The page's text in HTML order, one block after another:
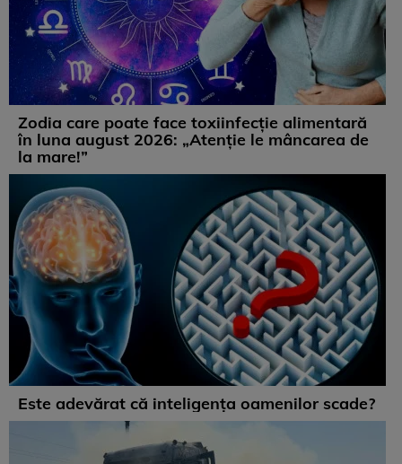
Zodia care poate face toxiinfecție alimentară
în luna august 2026: „Atenție le mâncarea de
la mare!”
Este adevărat că inteligența oamenilor scade?